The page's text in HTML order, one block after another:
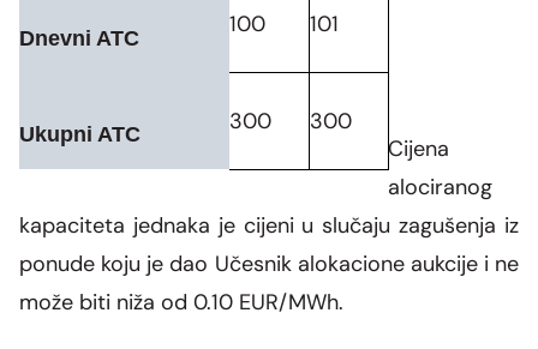
Dnevni ATC 100 101
Ukupni ATC 300
300
Cijena
alociranog
kapaciteta jednaka je cijeni u slučaju zagušenja iz
ponude koju je dao Učesnik alokacione aukcije i ne
može biti niža od 0.10 EUR/MWh.